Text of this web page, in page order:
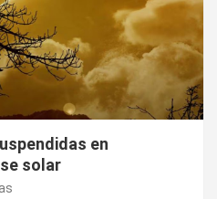
en
solar